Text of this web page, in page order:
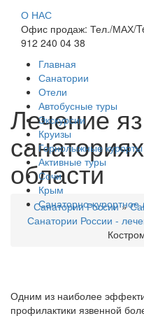
О НАС
Офис продаж: Тел./МАХ/
912 240 04 38
Главная
Санатории
Отели
Автобусные туры
Экскурсии
Круизы
Горнолыжные курорты
Активные туры
Сочи
Крым
Санаторно-курортное
Лечение
области
Санатории России»
Санатории России -
Одним из наиболее
профилактики язвенной